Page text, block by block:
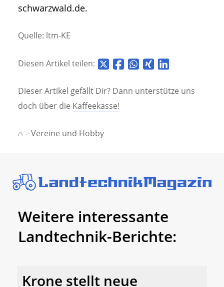
schwarzwald.de.
Quelle: ltm-KE
Diesen Artikel teilen:
Dieser Artikel gefällt Dir? Dann unterstütze uns
doch über die Kaffeekasse!
⌂ Vereine und Hobby
Weitere interessante
Landtechnik-Berichte:
Krone stellt neue